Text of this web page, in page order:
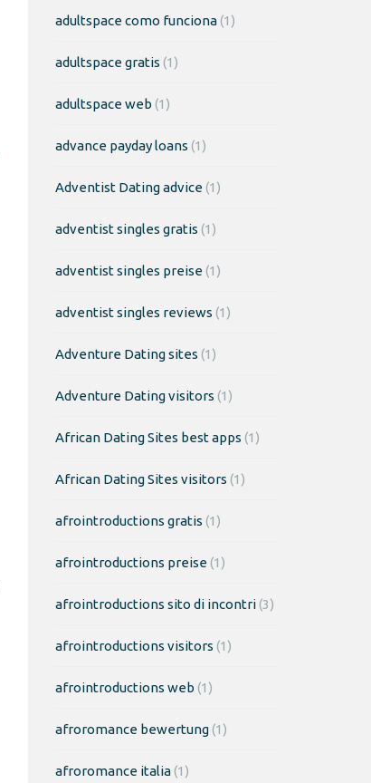
adultspace como funciona(1)
adultspace gratis (1)
adultspace web (1)
advance payday loans (1)
Adventist Dating advice(1)
adventist singles gratis (1)
adventist singles preise(1)
adventist singles reviews (1)
Adventure Dating sites (1)
Adventure Dating visitors (1)
African Dating Sites best apps (1)
African Dating Sites visitors (1)
afrointroductions gratis (1)
afrointroductions preise(1)
afrointroductions sito di incontri(3)
afrointroductions visitors (1)
afrointroductions web (1)
afroromance bewertung(1)
afroromance italia(1)